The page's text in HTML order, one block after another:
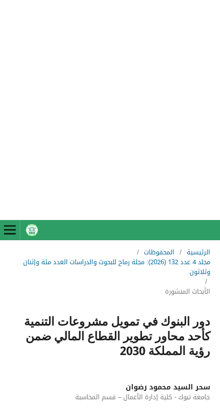
الرئيسية / المحفوظات /
مجلد 4 عدد 132 (2026): مجلة رماح للبحوث والدراسات العدد مئة وإثنان
وثلاثون
/
الأبحاث المنشورة
دور البنوك في تمويل مشروعات التنمية
كأحد محاور تطوير القطاع المالي ضمن
رؤية المملكة 2030
سحر السيد محمود رضوان
جامعة تبوك - كلية إدارة الأعمال – قسم المحاسبة